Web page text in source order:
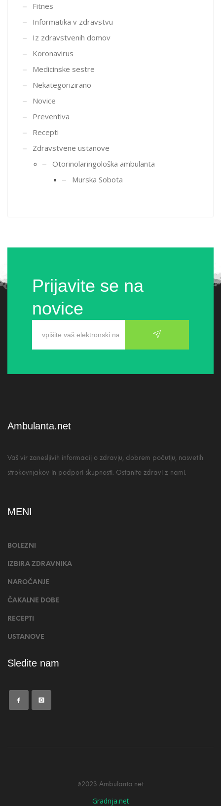
Fitnes
Informatika v zdravstvu
Iz zdravstvenih domov
Koronavirus
Medicinske sestre
Nekategorizirano
Novice
Preventiva
Recepti
Zdravstvene ustanove
Otorinolaringološka ambulanta
Murska Sobota
Prijavite se na
novice
Ambulanta.net
Vaš vir zanesljivih informacij o zdravju, dobrem počutju, nasvetih
strokovnjakov in podpori skupnosti. Ostanite zdravi z nami.
MENI
BOLEZNI
IZBIRA ZDRAVNIKA
NAROČANJE
ČAKALNE DOBE
RECEPTI
USTANOVE
Sledite nam
@2023 Ambulanta.net
Gradnja.net